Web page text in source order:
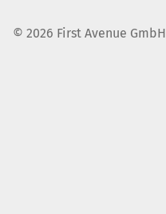
© 2026 First Avenue GmbH